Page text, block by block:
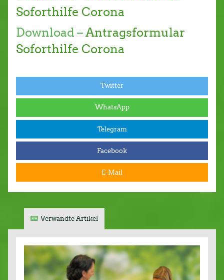
Soforthilfe Corona
Download –Antragsformular
Soforthilfe Corona
Twitter
WhatsApp
Telegram
Facebook
E-Mail
Verwandte Artikel